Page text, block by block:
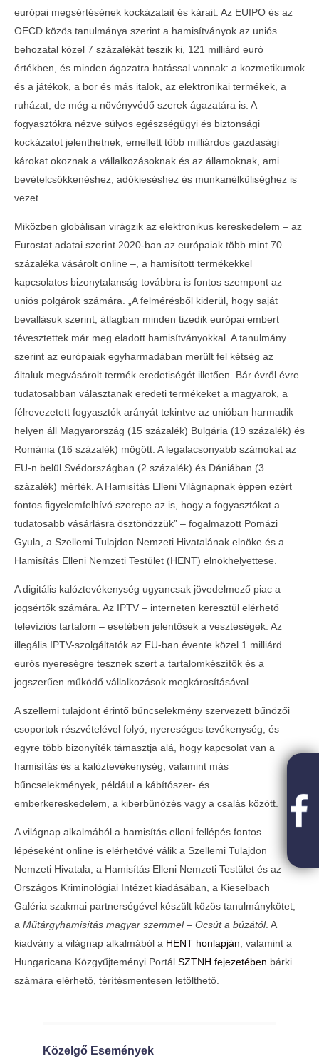
06-10
2021-
európai megsértésének kockázatait és kárait. Az EUIPO és az
OECD közös tanulmánya szerint a hamisítványok az uniós
behozatal közel 7 százalékát teszik ki, 121 milliárd euró
értékben, és minden ágazatra hatással vannak: a kozmetikumok
és a játékok, a bor és más italok, az elektronikai termékek, a
ruházat, de még a növényvédő szerek ágazatára is. A
fogyasztókra nézve súlyos egészségügyi és biztonsági
kockázatot jelenthetnek, emellett több milliárdos gazdasági
károkat okoznak a vállalkozásoknak és az államoknak, ami
bevételcsökkenéshez, adókieséshez és munkanélküliséghez is
vezet.
Miközben globálisan virágzik az elektronikus kereskedelem – az
Eurostat adatai szerint 2020-ban az európaiak több mint 70
százaléka vásárolt online –, a hamisított termékekkel
kapcsolatos bizonytalanság továbbra is fontos szempont az
uniós polgárok számára. „A felmérésből kiderül, hogy saját
bevallásuk szerint, átlagban minden tizedik európai embert
tévesztettek már meg eladott hamisítványokkal. A tanulmány
szerint az európaiak egyharmadában merült fel kétség az
általuk megvásárolt termék eredetiségét illetően. Bár évről évre
tudatosabban választanak eredeti termékeket a magyarok, a
félrevezetett fogyasztók arányát tekintve az unióban harmadik
helyen áll Magyarország (15 százalék) Bulgária (19 százalék) és
Románia (16 százalék) mögött. A legalacsonyabb számokat az
EU-n belül Svédországban (2 százalék) és Dániában (3
százalék) mérték. A Hamisítás Elleni Világnapnak éppen ezért
fontos figyelemfelhívó szerepe az is, hogy a fogyasztókat a
tudatosabb vásárlásra ösztönözzük” – fogalmazott Pomázi
Gyula, a Szellemi Tulajdon Nemzeti Hivatalának elnöke és a
Hamisítás Elleni Nemzeti Testület (HENT) elnökhelyettese.
A digitális kalóztevékenység ugyancsak jövedelmező piac a
jogsértők számára. Az IPTV – interneten keresztül elérhető
televíziós tartalom – esetében jelentősek a veszteségek. Az
illegális IPTV-szolgáltatók az EU-ban évente közel 1 milliárd
eurós nyereségre tesznek szert a tartalomkészítők és a
jogszerűen működő vállalkozások megkárosításával.
A szellemi tulajdont érintő bűncselekmény szervezett bűnözői
csoportok részvételével folyó, nyereséges tevékenység, és
egyre több bizonyíték támasztja alá, hogy kapcsolat van a
hamisítás és a kalóztevékenység, valamint más
bűncselekmények, például a kábítószer- és
emberkereskedelem, a kiberbűnözés vagy a csalás között.
A világnap alkalmából a hamisítás elleni fellépés fontos
lépéseként online is elérhetővé válik a Szellemi Tulajdon
Nemzeti Hivatala, a Hamisítás Elleni Nemzeti Testület és az
Országos Kriminológiai Intézet kiadásában, a Kieselbach
Galéria szakmai partnerségével készült közös tanulmánykötet,
a Műtárgyhamisítás magyar szemmel – Ocsút a búzától. A
kiadvány a világnap alkalmából a HENT honlapján , valamint a
Hungaricana Közgyűjteményi Portál SZTNH fejezetében bárki
számára elérhető, térítésmentesen letölthető.
Közelgő Események